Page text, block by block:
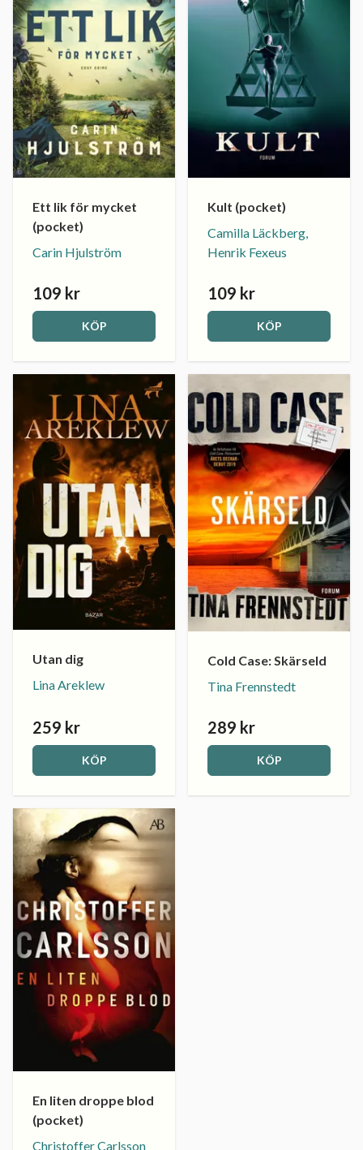
Ett lik för mycket
(pocket)
Carin Hjulström
109 kr
KÖP
Kult (pocket)
Camilla Läckberg,
Henrik Fexeus
109 kr
KÖP
Utan dig
Lina Areklew
259 kr
KÖP
Cold Case: Skärseld
Tina Frennstedt
289 kr
KÖP
En liten droppe blod
(pocket)
Christoffer Carlsson